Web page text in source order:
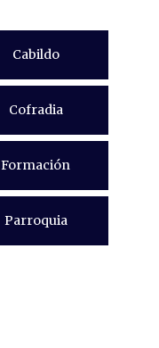
Cabildo
Cofradia
Formación
Parroquia